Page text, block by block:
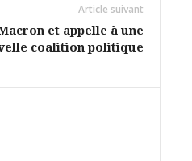
Article suivant
et appelle à une
coalition politique